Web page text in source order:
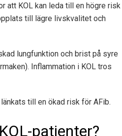
att KOL kan leda till en högre risk
till lägre livskvalitet och
lungfunktion och brist på syre
Inflammation i KOL tros
till en ökad risk för AFib.
patienter?